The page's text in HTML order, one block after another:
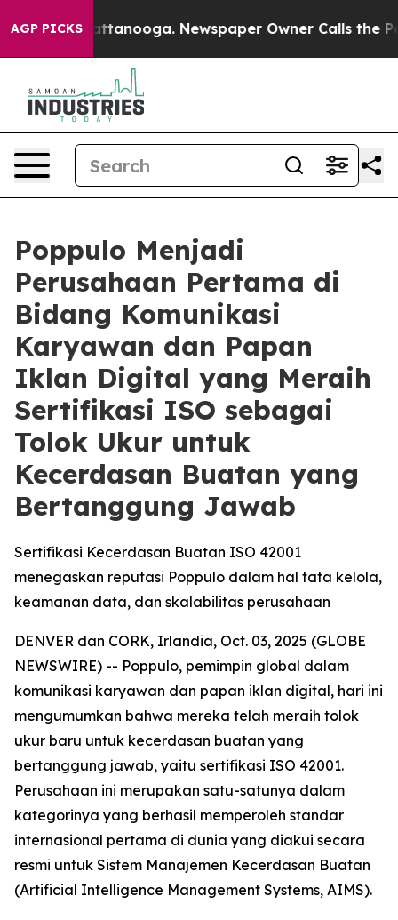
AGP PICKS
in Chattanooga. Newspaper Owner Calls the
Poppulo Menjadi
Perusahaan Pertama di
Bidang Komunikasi
Karyawan dan Papan
Iklan Digital yang Meraih
Sertifikasi ISO sebagai
Tolok Ukur untuk
Kecerdasan Buatan yang
Bertanggung Jawab
Sertifikasi Kecerdasan Buatan ISO 42001
menegaskan reputasi Poppulo dalam hal tata kelola,
keamanan data, dan skalabilitas perusahaan
DENVER dan CORK, Irlandia, Oct. 03, 2025 (GLOBE
NEWSWIRE) -- Poppulo, pemimpin global dalam
komunikasi karyawan dan papan iklan digital, hari ini
mengumumkan bahwa mereka telah meraih tolok
ukur baru untuk kecerdasan buatan yang
bertanggung jawab, yaitu sertifikasi ISO 42001.
Perusahaan ini merupakan satu-satunya dalam
kategorinya yang berhasil memperoleh standar
internasional pertama di dunia yang diakui secara
resmi untuk Sistem Manajemen Kecerdasan Buatan
(Artificial Intelligence Management Systems, AIMS).